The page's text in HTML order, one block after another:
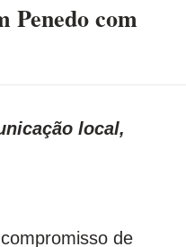
Penedo com
local,
de